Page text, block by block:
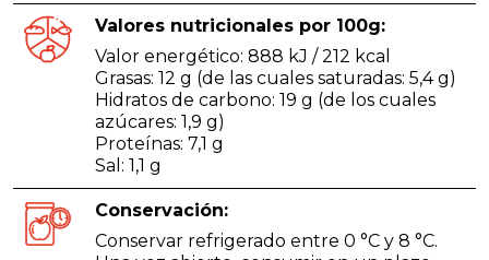
Valores nutricionales por 100g:
Valor energético: 888 kJ / 212 kcal
Grasas: 12 g (de las cuales saturadas: 5,4 g)
Hidratos de carbono: 19 g (de los cuales
azúcares: 1,9 g)
Proteínas: 7,1 g
Sal: 1,1 g
Conservación:
Conservar refrigerado entre 0 °C y 8 °C.